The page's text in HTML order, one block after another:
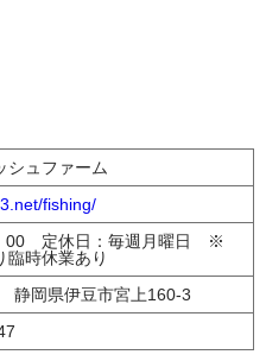
シュファーム
fishing/
00 定休日：毎週月曜日 ※
臨時休業あり
静岡県伊豆市宮上160-3